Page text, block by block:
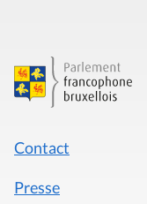
Contact
Presse